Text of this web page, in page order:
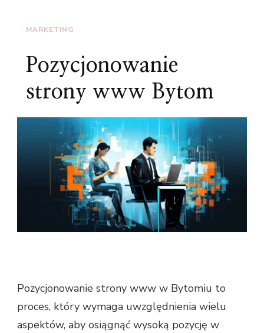
MARKETING
Pozycjonowanie
strony www Bytom
Pozycjonowanie strony www w Bytomiu to
proces, który wymaga uwzględnienia wielu
aspektów, aby osiągnąć wysoką pozycję w